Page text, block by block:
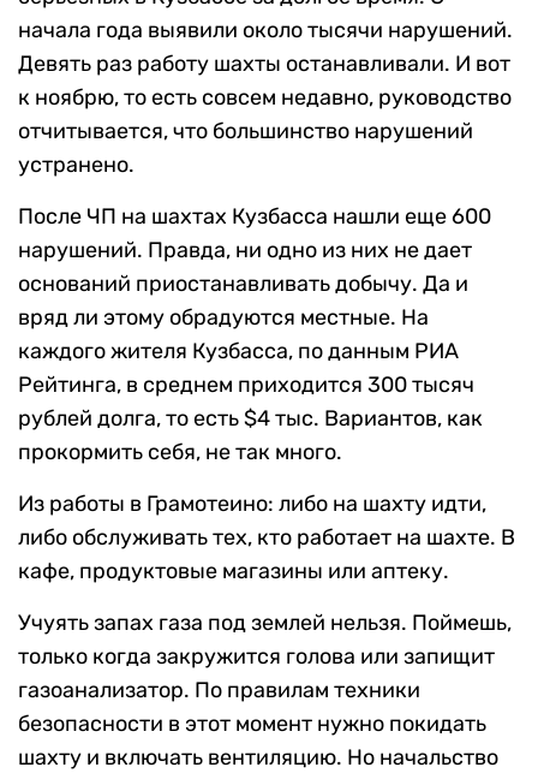
начала года выявили около тысячи нарушений.
Девять раз работу шахты останавливали. И вот
к ноябрю, то есть совсем недавно, руководство
отчитывается, что большинство нарушений
устранено.
После ЧП на шахтах Кузбасса нашли еще 600
нарушений. Правда, ни одно из них не дает
оснований приостанавливать добычу. Да и
вряд ли этому обрадуются местные. На
каждого жителя Кузбасса, по данным РИА
Рейтинга, в среднем приходится 300 тысяч
рублей долга, то есть $4 тыс. Вариантов, как
прокормить себя, не так много.
Из работы в Грамотеино: либо на шахту идти,
либо обслуживать тех, кто работает на шахте. В
кафе, продуктовые магазины или аптеку.
Учуять запах газа под землей нельзя. Поймешь,
только когда закружится голова или запищит
газоанализатор. По правилам техники
безопасности в этот момент нужно покидать
шахту и включать вентиляцию. Но начальство